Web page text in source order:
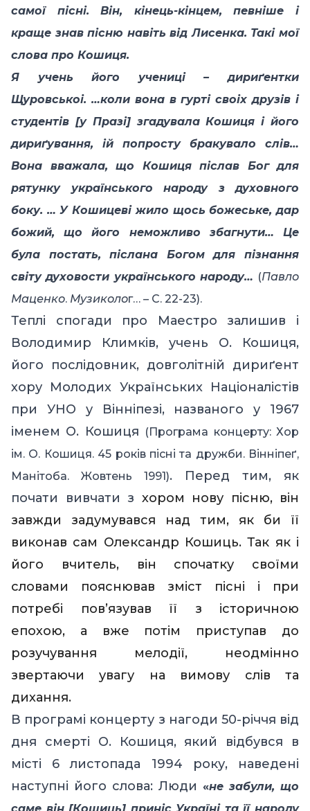
самої пісні. Він, кінець-кінцем, певніше і
краще знав пісню навіть від Лисенка. Такі мої
слова про Кошиця.
Я учень його учениці – дириґентки
Щуровськоі. …коли вона в гурті своіх друзів і
студентів [у Празі]згадувала Кошиця і його
дириґування, ій попросту бракувало слів…
Вона вважала, що Кошиця післав Бог для
рятунку українського народу з духовного
боку. … У Кошицеві жило щось божеське, дар
божий, що його неможливо збагнути… Це
була постать, післана Богом для пізнання
світу духовости українського народу… (Павло
Маценко. Музиколог… – С. 22-23).
Теплі спогади про Маестро залишив і
Володимир Климків, учень О. Кошиця,
його послідовник, довголітній дириґент
хору Молодих Українських Націоналістів
при УНО у Вінніпезі, названого у 1967
іменем О. Кошиця (Програма концерту:Хор
ім. О. Кошиця. 45 років пісні та дружби. Вінніпеґ,
Манітоба. Жовтень 1991). Перед тим, як
почати вивчати з хором нову пісню, він
завжди задумувався над тим, як би її
виконав сам Олександр Кошиць. Так як і
його вчитель, він спочатку своїми
словами пояснював зміст пісні і при
потребі пов’язував її з історичною
епохою, а вже потім приступав до
розучування мелодії, неодмінно
звертаючи увагу на вимову слів та
дихання.
В програмі концерту з нагоди 50-річчя від
дня смерті О. Кошиця, який відбувся в
місті 6 листопада 1994 року, наведені
наступні його слова: Люди «не забули, що